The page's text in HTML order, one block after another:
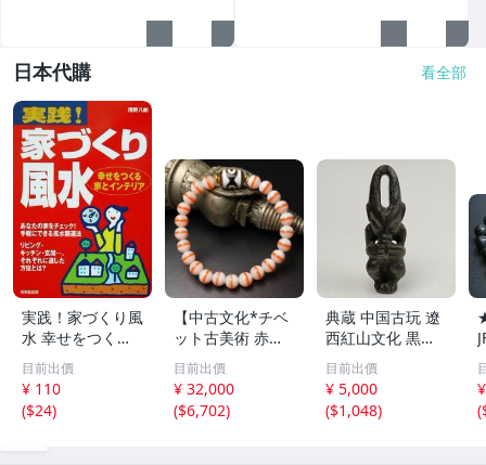
日本代購 看全部
実践！家づくり風
水 幸せをつくる
家とインテリア/
浅野八郎(著者)
目前出價
¥ 110
($24)
【中古文化*チベ
ット古美術 赤縞
天眼瑪瑙丸珠 天
地天珠組み合わせ
ブレスレット 縞
瑪瑙 古玩 アンテ
目前出價
¥ 32,000
($6,702)
典蔵 中国古玩 遼
西紅山文化 黒曜
石 黒皮玉 太陽神
祈祷像 唐物 骨董
品 古美術 古玉 彫
刻 時代物 魔除け
目前出價
¥ 5,000
($1,048)
(